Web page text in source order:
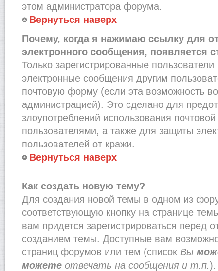
этом администратора форума.
Вернуться наверх
Почему, когда я нажимаю ссылку для
электронного сообщения, появляется
Только зарегистрированные пользователи
электронные сообщения другим
почтовую форму (если эта возможность
администрацией). Это сделано для
злоупотреблений использования
пользователями, а также для защиты
пользователей от кражи.
Вернуться наверх
Как создать новую тему?
Для создания новой темы в одном из
соответствующую кнопку на странице
вам придется зарегистрироваться перед
созданием темы. Доступные вам
страниц форумов или тем (список Вы
можете отвечать на сообщения и т.п.).